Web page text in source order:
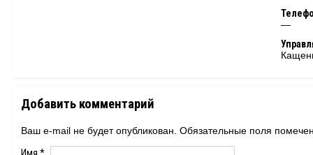
—
Добавить комментарий
Ваш e-mail не будет опубликован. Обязательные поля
Имя *